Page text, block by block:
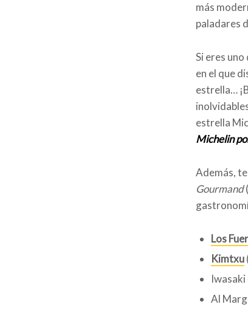
más
paladares
Si eres
en el que
estrella…
estrella
Michelin
Además,
Gourmand
Los
Kimtxu
Al